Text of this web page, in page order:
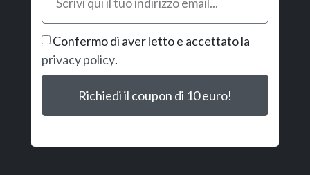
Confermo di aver letto e accettato la
privacy policy.
Richiedi il coupon di 10 euro!